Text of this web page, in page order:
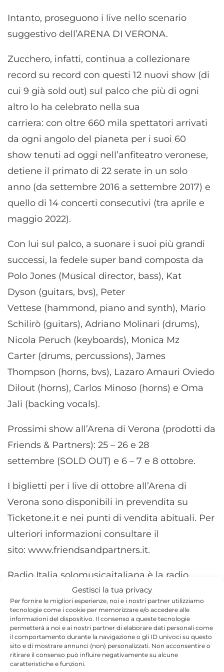
Gestisci la tua privacy
Per fornire le migliori esperienze, noi e i nostri partner utilizziamo
tecnologie come i cookie per memorizzare e/o accedere alle
informazioni del dispositivo. Il consenso a queste tecnologie
permetterà a noi e ai nostri partner di elaborare dati personali come
il comportamento durante la navigazione o gli ID univoci su questo
sito e di mostrare annunci (non) personalizzati. Non acconsentire o
ritirare il consenso può influire negativamente su alcune
caratteristiche e funzioni.
Intanto, proseguono i live nello scenario
suggestivo dell’ARENA DI VERONA.
Zucchero, infatti, continua a collezionare
record su record con questi 12 nuovi show (di
cui 9 già sold out) sul palco che più di ogni
altro lo ha celebrato nella sua
carriera: con oltre 660 mila spettatori arrivati
da ogni angolo del pianeta per i suoi 60
show tenuti ad oggi nell’anfiteatro veronese,
detiene il primato di 22 serate in un solo
anno (da settembre 2016 a settembre 2017) e
quello di 14 concerti consecutivi (tra aprile e
maggio 2022).
Con lui sul palco, a suonare i suoi più grandi
successi, la fedele super band composta da
Polo Jones (Musical director, bass), Kat
Dyson (guitars, bvs), Peter
Vettese (hammond, piano and synth), Mario
Schilirò (guitars), Adriano Molinari (drums),
Nicola Peruch (keyboards), Monica Mz
Carter (drums, percussions), James
Thompson (horns, bvs), Lazaro Amauri Oviedo
Dilout (horns), Carlos Minoso (horns) e Oma
Jali (backing vocals).
Prossimi show all’Arena di Verona (prodotti da
Friends & Partners): 25 – 26 e 28
settembre (SOLD OUT) e 6 – 7 e 8 ottobre.
I biglietti per i live di ottobre all’Arena di
Verona sono disponibili in prevendita su
Ticketone.it e nei punti di vendita abituali. Per
ulteriori informazioni consultare il
sito: www.friendsandpartners.it.
Radio Italia solomusicaitaliana è la radio
ufficiale dei concerti di Zucchero all’Arena di
Verona.
Il giorno del suo compleanno, Rai 3 dedica la
prima serata al docufilm ZUCCHERO – Sugar
Fornaciari (Il romanzo della mia vita) di